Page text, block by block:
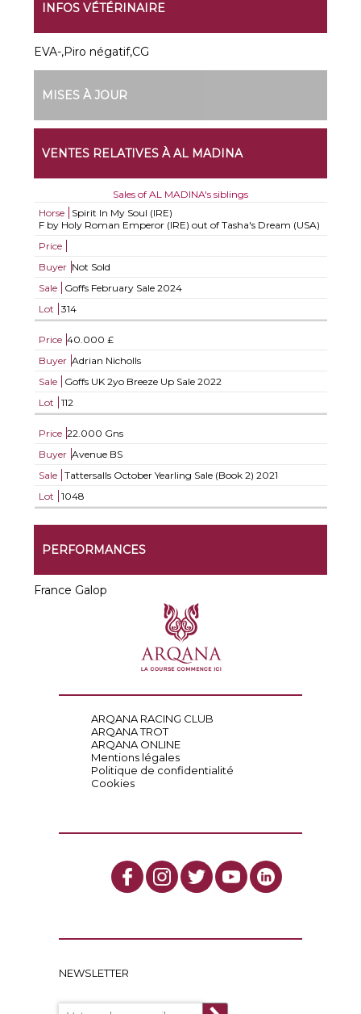
INFOS VÉTÉRINAIRE
EVA-,Piro négatif,CG
MISES À JOUR
VENTES RELATIVES À AL MADINA
Sales of AL MADINA's siblings
Horse
Spirit In My Soul (IRE)
F by Holy Roman Emperor (IRE) out of Tasha's Dream (USA)
Price
Buyer Not Sold
Sale
Goffs February Sale 2024
Lot
314
Price 40.000 £
Buyer Adrian Nicholls
Sale
Goffs UK 2yo Breeze Up Sale 2022
Lot
112
Price 22.000 Gns
Buyer Avenue BS
Sale
Tattersalls October Yearling Sale (Book 2) 2021
Lot
1048
PERFORMANCES
France Galop
ARQANA RACING CLUB
ARQANA TROT
ARQANA ONLINE
Mentions légales
Politique de confidentialité
Cookies
NEWSLETTER